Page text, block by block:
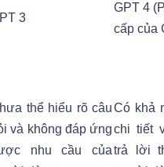
3
GPT 4
cấp của
thể hiểu rõ câu
và không đáp ứng
nhu cầu của
Có khả
chi tiết
trả lời